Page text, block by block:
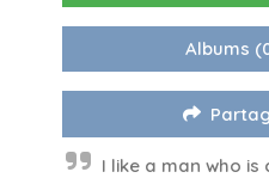
Albums
I like a man who is